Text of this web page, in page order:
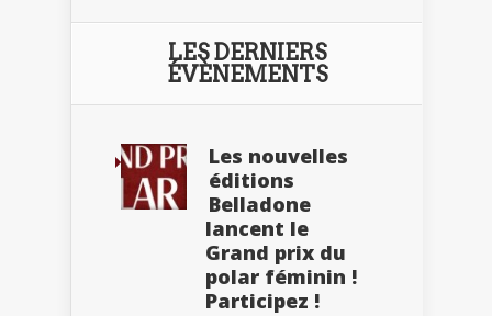
LES DERNIERS
ÉVÈNEMENTS
Les nouvelles
éditions
Belladone
lancent le
Grand prix du
polar féminin !
Participez !